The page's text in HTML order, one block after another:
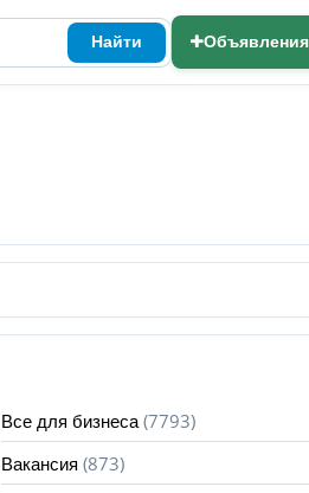
Найти Объявления
Все для бизнеса (7793)
Вакансия (873)